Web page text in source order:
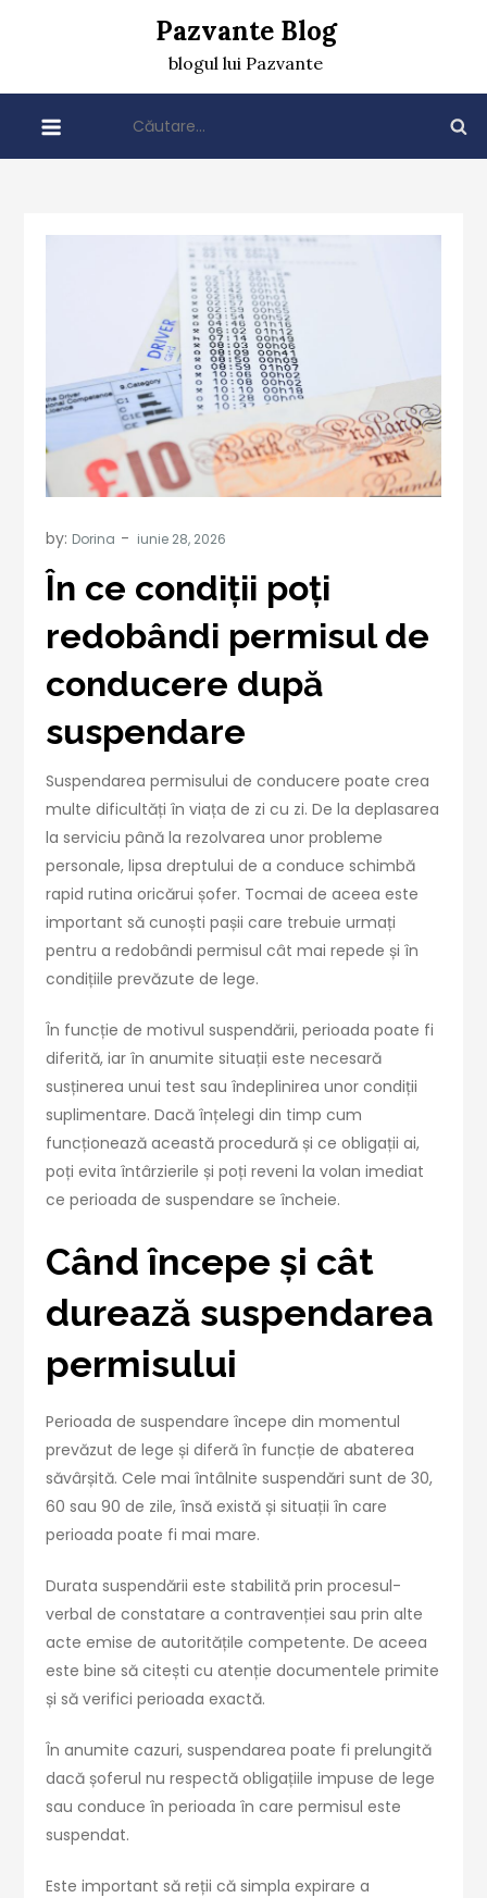
Pazvante Blog
blogul lui Pazvante
după:
by: Dorina
În ce condiții poți
redobândi permisul de
conducere după
suspendare
Suspendarea permisului de conducere poate crea
multe dificultăți în viața de zi cu zi. De la deplasarea
la serviciu până la rezolvarea unor probleme
personale, lipsa dreptului de a conduce schimbă
rapid rutina oricărui șofer. Tocmai de aceea este
important să cunoști pașii care trebuie urmați
pentru a redobândi permisul cât mai repede și în
condițiile prevăzute de lege.
În funcție de motivul suspendării, perioada poate fi
diferită, iar în anumite situații este necesară
susținerea unui test sau îndeplinirea unor condiții
suplimentare. Dacă înțelegi din timp cum
funcționează această procedură și ce obligații ai,
poți evita întârzierile și poți reveni la volan imediat
ce perioada de suspendare se încheie.
Când începe și cât
durează suspendarea
permisului
Perioada de suspendare începe din momentul
prevăzut de lege și diferă în funcție de abaterea
săvârșită. Cele mai întâlnite suspendări sunt de 30,
60 sau 90 de zile, însă există și situații în care
perioada poate fi mai mare.
Durata suspendării este stabilită prin procesul-
verbal de constatare a contravenției sau prin alte
acte emise de autoritățile competente. De aceea
este bine să citești cu atenție documentele primite
și să verifici perioada exactă.
În anumite cazuri, suspendarea poate fi prelungită
dacă șoferul nu respectă obligațiile impuse de lege
sau conduce în perioada în care permisul este
suspendat.
Este important să reții că simpla expirare a